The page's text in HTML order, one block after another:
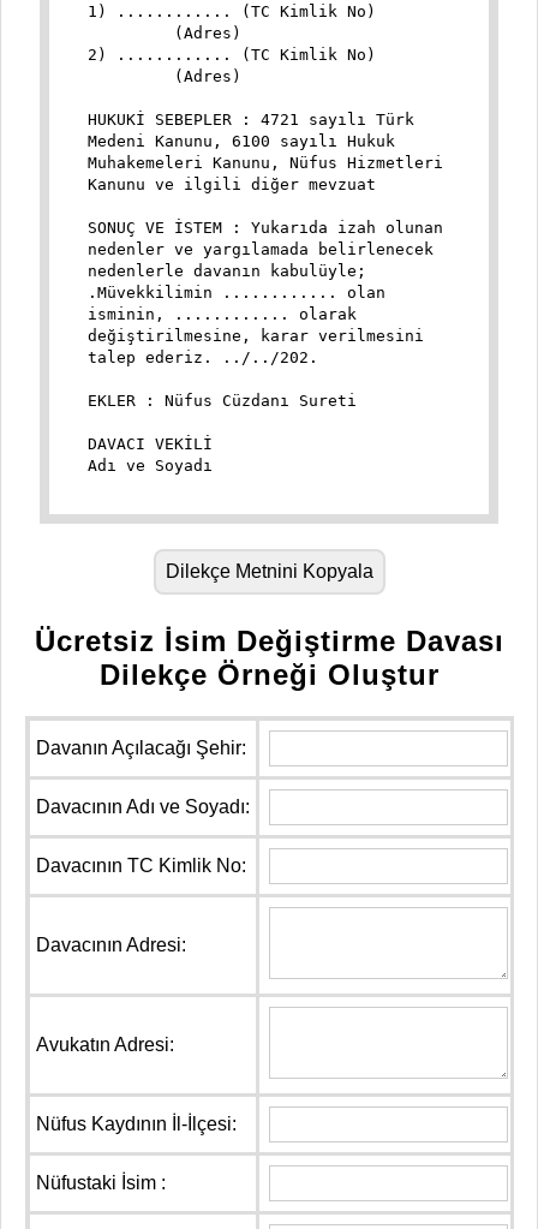
1) ............ (TC Kimlik No)
(Adres)
2) ............ (TC Kimlik No)
(Adres)
HUKUKİ SEBEPLER : 4721 sayılı Türk
Medeni Kanunu, 6100 sayılı Hukuk
Muhakemeleri Kanunu, Nüfus Hizmetleri
Kanunu ve ilgili diğer mevzuat
SONUÇ VE İSTEM : Yukarıda izah olunan
nedenler ve yargılamada belirlenecek
nedenlerle davanın kabulüyle;
.Müvekkilimin ............ olan
isminin, ............ olarak
değiştirilmesine, karar verilmesini
talep ederiz. ../../202.
EKLER : Nüfus Cüzdanı Sureti
DAVACI VEKİLİ
Adı ve Soyadı
Dilekçe Metnini Kopyala
Ücretsiz İsim Değiştirme Davası
Dilekçe Örneği Oluştur
Davanın Açılacağı Şehir:
Davacının Adı ve Soyadı:
Davacının TC Kimlik No:
Davacının Adresi:
Avukatın Adresi:
Nüfus Kaydının İl-İlçesi:
Nüfustaki İsim :